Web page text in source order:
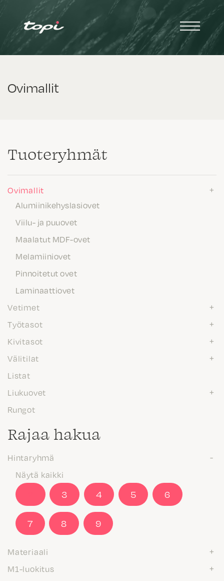
Ovimallit
Tuote­ryhmät
Ovimallit
Alumiinikehyslasiovet
Viilu- ja puuovet
Maalatut MDF-ovet
Melamiiniovet
Pinnoitetut ovet
Laminaattiovet
Vetimet
Työtasot
Kivitasot
Välitilat
Listat
Liukuovet
Rungot
Rajaa hakua
Hintaryhmä
Näytä kaikki
3 4 5 6
7 8 9
Materiaali
M1-luokitus